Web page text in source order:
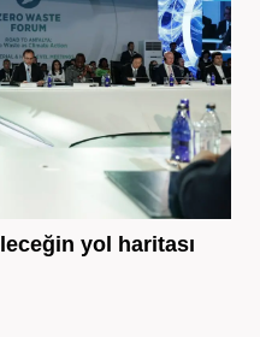
yol haritası